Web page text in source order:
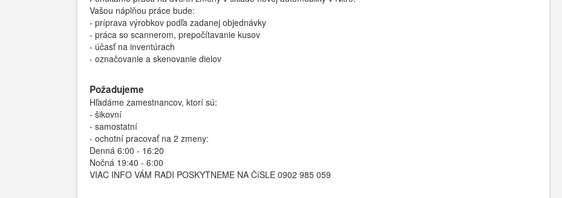
Vašou náplňou práce bude:
- príprava výrobkov podľa zadanej objednávky
- práca so scannerom, prepočítavanie kusov
- účasť na inventúrach
- označovanie a skenovanie dielov
Požadujeme
Hľadáme zamestnancov, ktorí sú:
- šikovní
- samostatní
- ochotní pracovať na 2 zmeny:
Denná 6:00 - 16:20
Nočná 19:40 - 6:00
VIAC INFO VÁM RADI POSKYTNEME NA ČíSLE 0902 985 059